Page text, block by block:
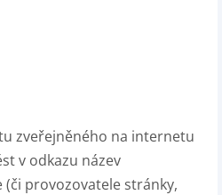
zveřejněného na internetu
v odkazu název
provozovatele stránky,